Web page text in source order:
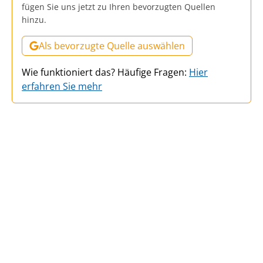
fügen Sie uns jetzt zu Ihren bevorzugten Quellen
hinzu.
Als bevorzugte Quelle auswählen
Wie funktioniert das? Häufige Fragen: Hier
erfahren Sie mehr